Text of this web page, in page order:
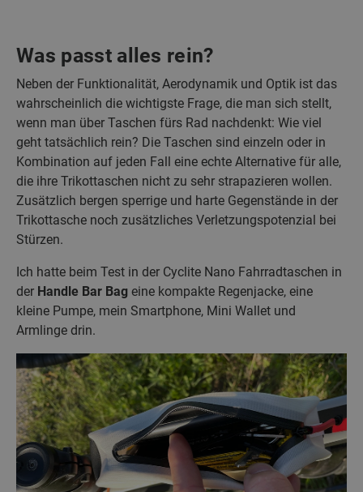
Was passt alles rein?
Neben der Funktionalität, Aerodynamik und Optik ist das
wahrscheinlich die wichtigste Frage, die man sich stellt,
wenn man über Taschen fürs Rad nachdenkt: Wie viel
geht tatsächlich rein? Die Taschen sind einzeln oder in
Kombination auf jeden Fall eine echte Alternative für alle,
die ihre Trikottaschen nicht zu sehr strapazieren wollen.
Zusätzlich bergen sperrige und harte Gegenstände in der
Trikottasche noch zusätzliches Verletzungspotenzial bei
Stürzen.
Ich hatte beim Test in der Cyclite Nano Fahrradtaschen in
der Handle Bar Bag eine kompakte Regenjacke, eine
kleine Pumpe, mein Smartphone, Mini Wallet und
Armlinge drin.